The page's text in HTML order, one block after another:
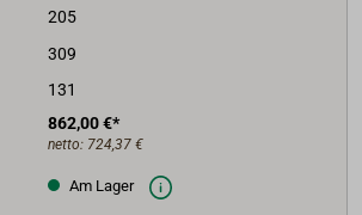
205
309
131
862,00 €*
netto: 724,37 €
Am Lager